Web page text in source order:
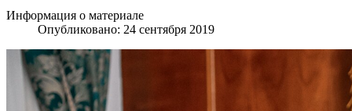
Информация о материале
Опубликовано: 24 сентября 2019